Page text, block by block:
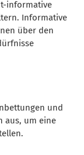
informative
Informative
über den
und
aus, um eine